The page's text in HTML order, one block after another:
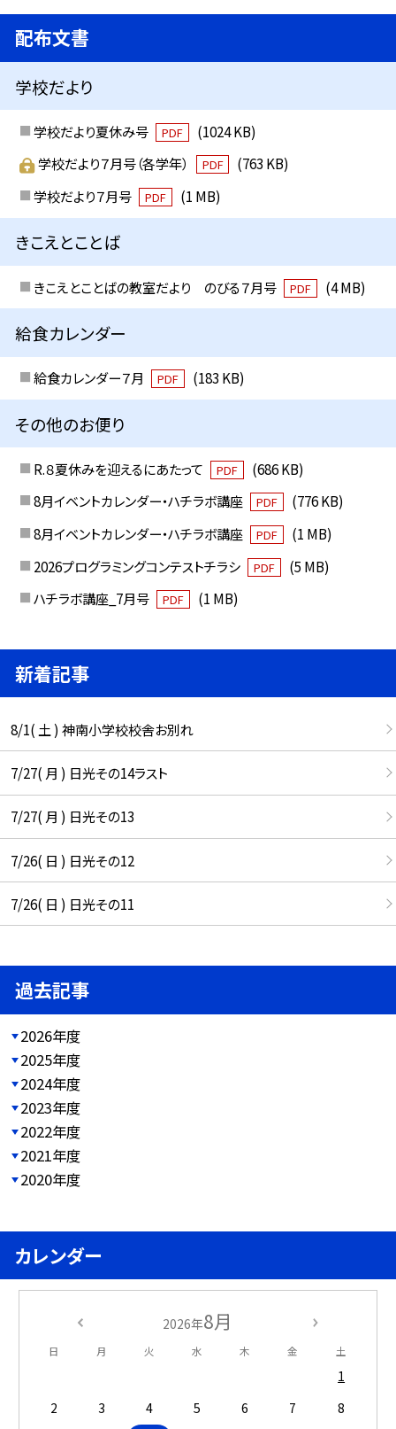
配布文書
学校だより
学校だより夏休み号 PDF
(1024 KB)
学校だより７月号（各学年）
PDF
(763 KB)
学校だより７月号
PDF (1 MB)
きこえとことば
きこえとことばの教室だより のびる７月号 PDF (4 MB)
給食カレンダー
給食カレンダー７月 PDF (183 KB)
その他のお便り
R.８夏休みを迎えるにあたって PDF
(686 KB)
8月イベントカレンダー・ハチラボ講座
PDF
(776 KB)
8月イベントカレンダー・ハチラボ講座
PDF
(1 MB)
2026プログラミングコンテストチラシ
PDF
(5 MB)
ハチラボ講座_7月号
PDF (1 MB)
新着記事
8/1( 土 ) 神南小学校校舎お別れ
7/27( 月 ) 日光その14ラスト
7/27( 月 ) 日光その13
7/26( 日 ) 日光その12
7/26( 日 ) 日光その11
過去記事
2026年度
2025年度
2024年度
2023年度
2022年度
2021年度
2020年度
カレンダー
2026年8月
日 月 火 水 木 金 土
1
2
3 4 5 6 7
8